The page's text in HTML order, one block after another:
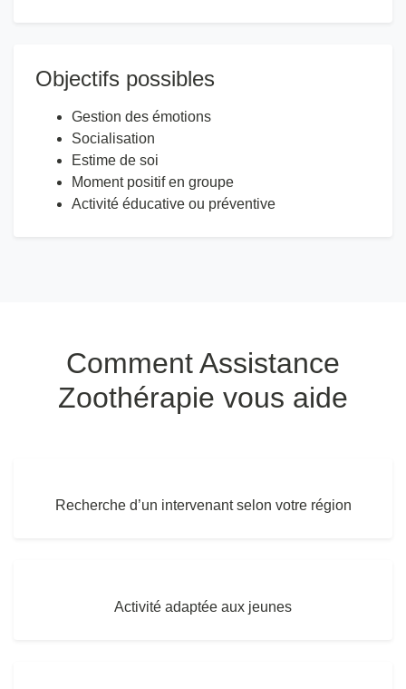
Objectifs possibles
Gestion des émotions
Socialisation
Estime de soi
Moment positif en groupe
Activité éducative ou préventive
Comment Assistance
Zoothérapie vous aide
Recherche d’un intervenant selon votre région
Activité adaptée aux jeunes